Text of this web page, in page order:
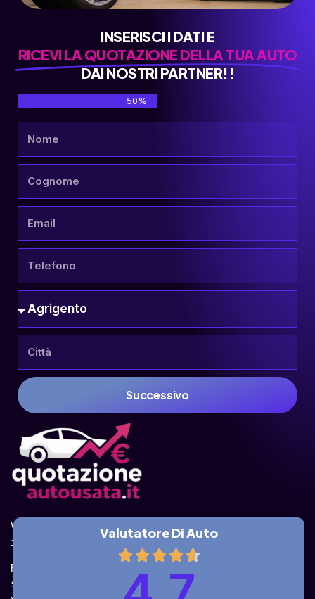
INSERISCI I DATI E
RICEVI LA QUOTAZIONE DELLA TUA AUTO
DAI NOSTRI PARTNER!!
50%
Successivo
Valuta la tua auto online, gratis e in pochi
istanti.
Ricevi la quotazione dai vari partner e potrai
sceglierla come venderla in modo sicuro,
Valutatore Di Auto